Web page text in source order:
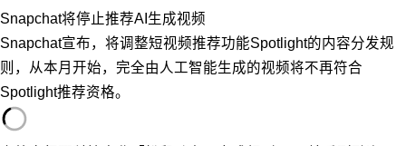
Snapchat将停止推荐AI生成视频
Snapchat宣布，将调整短视频推荐功能Spotlight的内容分发规
则，从本月开始，完全由人工智能生成的视频将不再符合
Spotlight推荐资格。